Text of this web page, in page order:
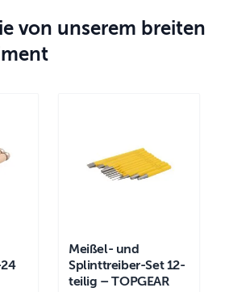
von unserem breiten
Meißel- und
Splinttreiber-Set 12-
teilig – TOPGEAR